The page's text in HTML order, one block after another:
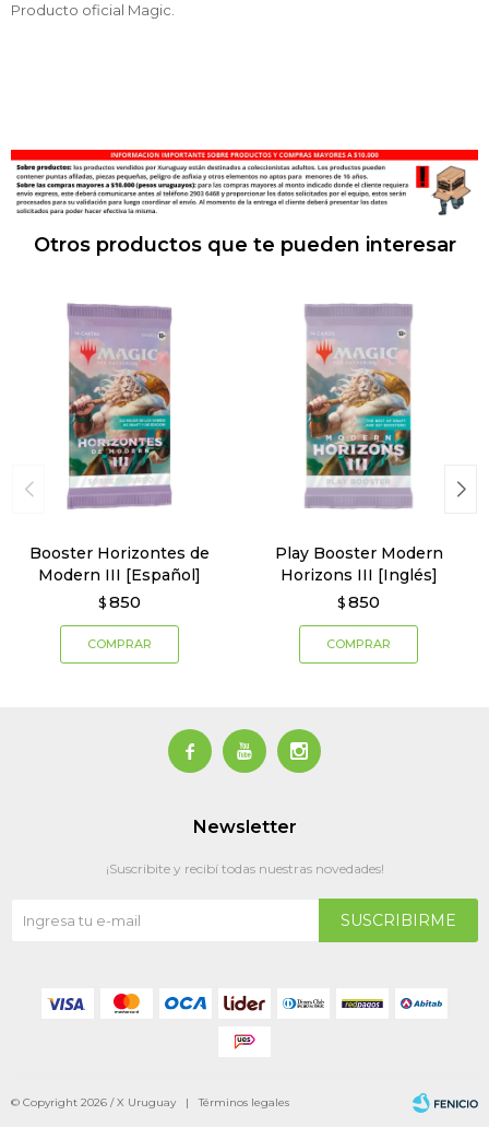
Producto oficial Magic.
Otros productos que te pueden interesar
Booster Horizontes de
Modern III [Español]
$ 850
Play Booster Modern
Horizons III [Inglés]
$ 850
  
Newsletter
¡Suscribite y recibí todas nuestras novedades!
SUSCRIBIRME
© Copyright 2026 / X Uruguay |Términos legales